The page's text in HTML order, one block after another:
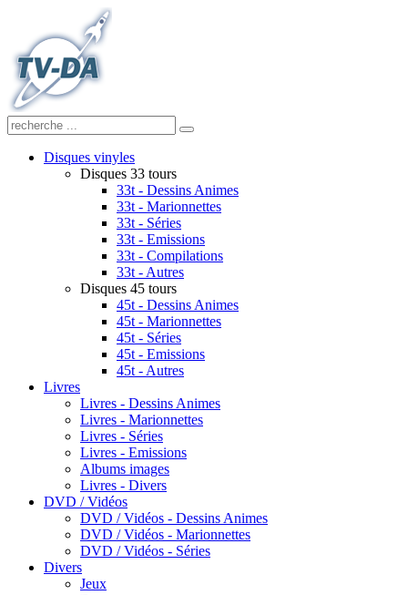
Disques vinyles
Disques 33 tours
33t - Dessins Animes
33t - Marionnettes
33t - Séries
33t - Emissions
33t - Compilations
33t - Autres
Disques 45 tours
45t - Dessins Animes
45t - Marionnettes
45t - Séries
45t - Emissions
45t - Autres
Livres
Livres - Dessins Animes
Livres - Marionnettes
Livres - Séries
Livres - Emissions
Albums images
Livres - Divers
DVD / Vidéos
DVD / Vidéos - Dessins Animes
DVD / Vidéos - Marionnettes
DVD / Vidéos - Séries
Divers
Jeux